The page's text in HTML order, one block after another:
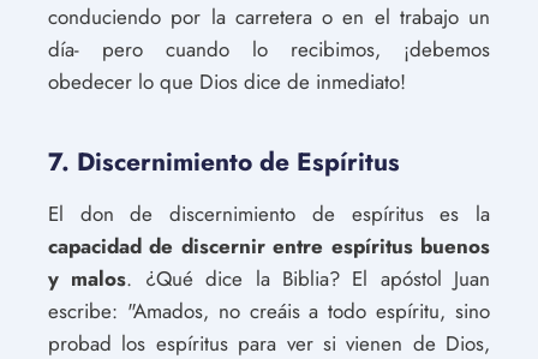
conduciendo por la carretera o en el trabajo un
día- pero cuando lo recibimos, ¡debemos
obedecer lo que Dios dice de inmediato!
7. Discernimiento de Espíritus
El don de discernimiento de espíritus es la
capacidad de discernir entre espíritus buenos
y malos. ¿Qué dice la Biblia? El apóstol Juan
escribe: "Amados, no creáis a todo espíritu, sino
probad los espíritus para ver si vienen de Dios,